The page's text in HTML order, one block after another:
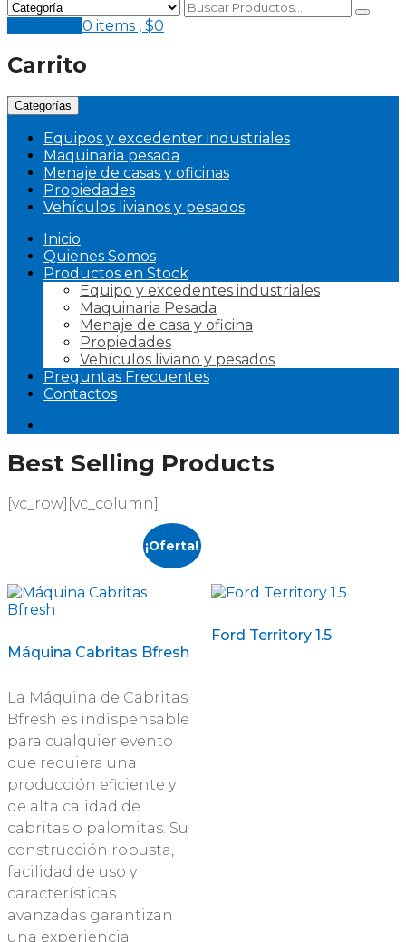
0 items , $0
Carrito
Categorías
Equipos y excedenter industriales
Maquinaria pesada
Menaje de casas y oficinas
Propiedades
Vehículos livianos y pesados
Inicio
Quienes Somos
Productos en Stock
Equipo y excedentes industriales
Maquinaria Pesada
Menaje de casa y oficina
Propiedades
Vehículos liviano y pesados
Preguntas Frecuentes
Contactos
Best Selling Products
[vc_row][vc_column]
¡Oferta!
Máquina Cabritas Bfresh
La Máquina de Cabritas
Bfresh es indispensable
para cualquier evento
que requiera una
producción eficiente y
de alta calidad de
cabritas o palomitas. Su
construcción robusta,
facilidad de uso y
características
avanzadas garantizan
una experiencia
Ford Territory 1.5